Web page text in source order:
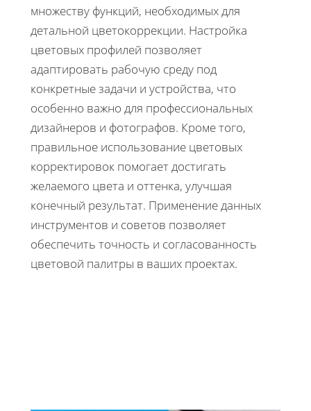
множеству функций, необходимых для
детальной цветокоррекции. Настройка
цветовых профилей позволяет
адаптировать рабочую среду под
конкретные задачи и устройства, что
особенно важно для профессиональных
дизайнеров и фотографов. Кроме того,
правильное использование цветовых
корректировок помогает достигать
желаемого цвета и оттенка, улучшая
конечный результат. Применение данных
инструментов и советов позволяет
обеспечить точность и согласованность
цветовой палитры в ваших проектах.